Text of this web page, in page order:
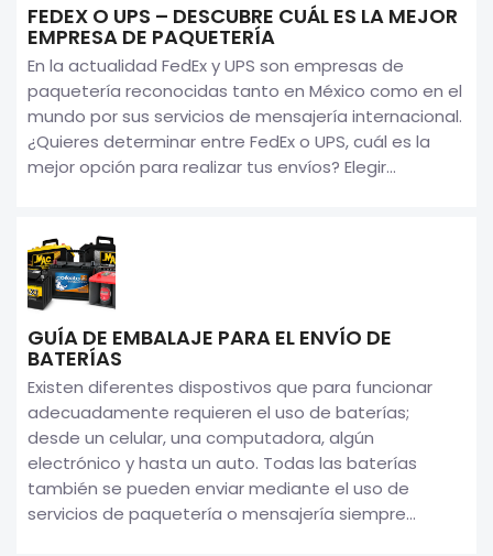
FEDEX O UPS – DESCUBRE CUÁL ES LA MEJOR
EMPRESA DE PAQUETERÍA
En la actualidad FedEx y UPS son empresas de
paquetería reconocidas tanto en México como en el
mundo por sus servicios de mensajería internacional.
¿Quieres determinar entre FedEx o UPS, cuál es la
mejor opción para realizar tus envíos? Elegir...
GUÍA DE EMBALAJE PARA EL ENVÍO DE
BATERÍAS
Existen diferentes dispostivos que para funcionar
adecuadamente requieren el uso de baterías;
desde un celular, una computadora, algún
electrónico y hasta un auto. Todas las baterías
también se pueden enviar mediante el uso de
servicios de paquetería o mensajería siempre...